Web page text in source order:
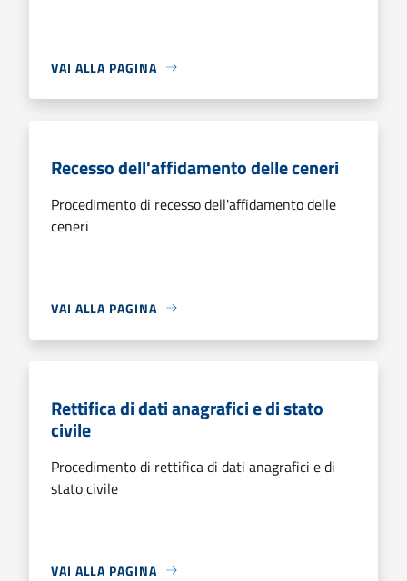
VAI ALLA PAGINA
Recesso dell'affidamento delle ceneri
Procedimento di recesso dell'affidamento delle
ceneri
VAI ALLA PAGINA
Rettifica di dati anagrafici e di stato
civile
Procedimento di rettifica di dati anagrafici e di
stato civile
VAI ALLA PAGINA